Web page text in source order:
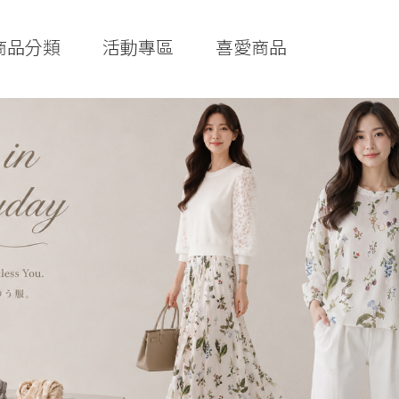
品分類 活動專區 喜愛商品